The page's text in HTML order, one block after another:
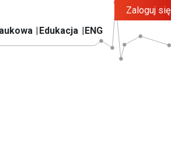
Edukacja ENG
Zaloguj się